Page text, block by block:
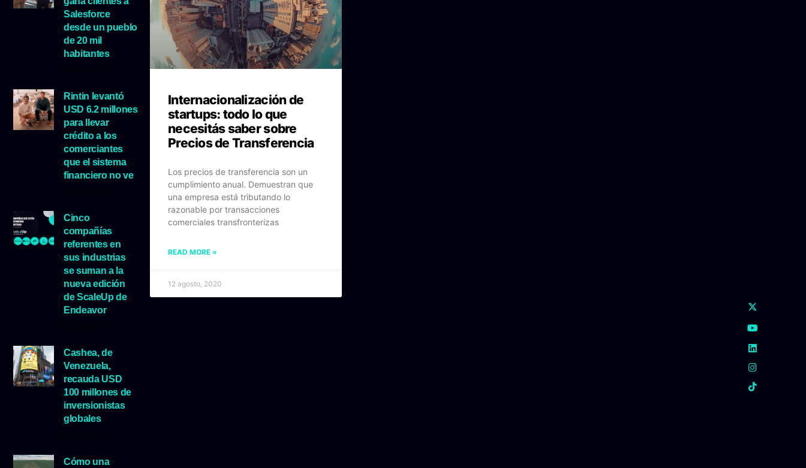
Salesforce
desde un pueblo
de 20 mil
habitantes
Rintin levantó
USD 6.2 millones
para llevar
crédito a los
comerciantes
que el sistema
financiero no ve
Cinco
compañías
referentes en
sus industrias
se suman a la
nueva edición
de ScaleUp de
Endeavor
Cashea, de
Venezuela,
recauda USD
100 millones de
inversionistas
globales
Cómo una
Internacionalización de
startups: todo lo que
necesitás saber sobre
Precios de Transferencia
Los precios de transferencia son un
cumplimiento anual. Demuestran que
una empresa está tributando lo
razonable por transacciones
comerciales transfronterizas
READ MORE »
12 agosto, 2020